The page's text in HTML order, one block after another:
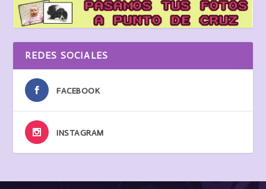
REDES SOCIALES
FACEBOOK
INSTAGRAM